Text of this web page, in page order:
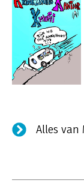
Alles van